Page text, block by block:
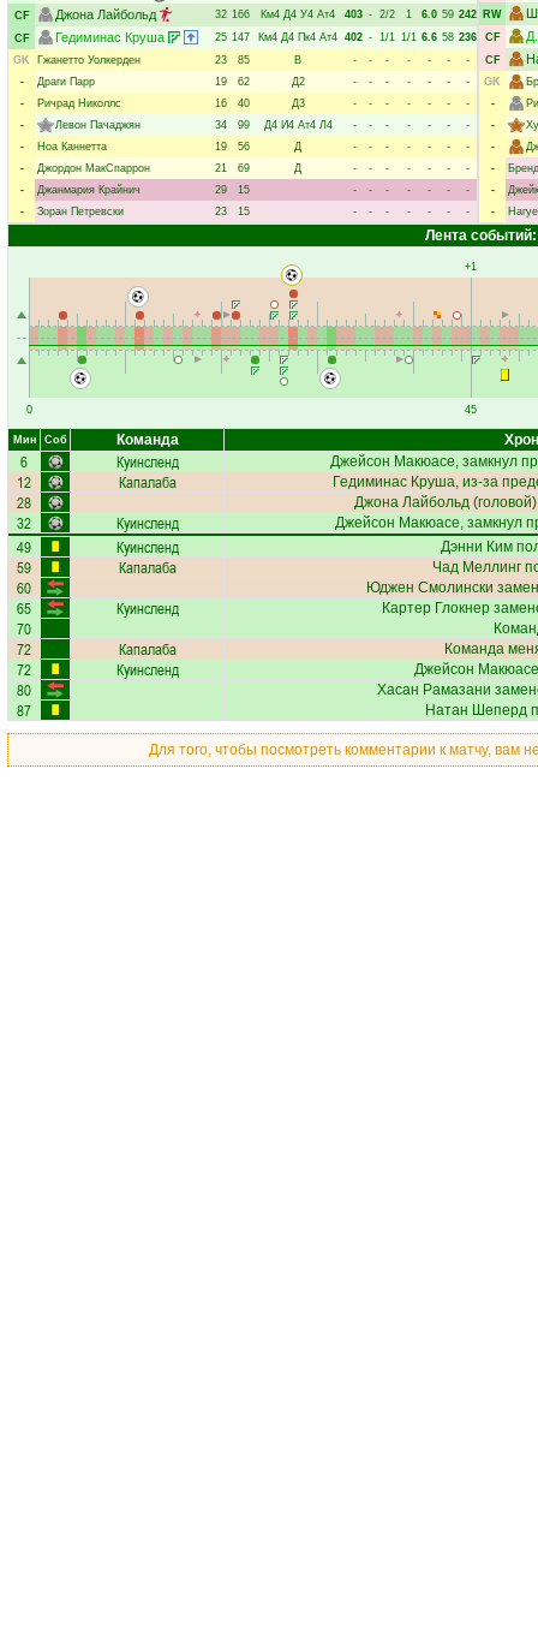
CF
Джона Лайбольд 32 166 Км4 Д4 У4 Ат4 403 - 2/2 1 6.0 59 242
CF
Гедиминас Круша 25 147 Км4 Д4 Пк4 Ат4 402 - 1/1 1/1 6.6 58 236
GK
Гжанетто Уолкерден 23 85 В - - - - - -
-
-
Драги Парр 19 62 Д2 - - - - - -
-
-
Ричрад Николлс 16 40 Д3 - - - - - -
-
-
Левон Пачаджян 34 99 Д4 И4 Ат4 Л4 - - - - - -
-
-
Ноа Каннетта 19 56 Д - - - - - -
-
-
Джордон МакСпаррон 21 69 Д - - - - - -
-
-
Джанмария Крайнич 29 15 - - - - - -
-
-
Зоран Петревски 23 15 - - - - - - -
RW
CF
CF
GK
-
-
-
-
-
-
Лента событий:
0
+1
45
Мин Соб Команда
6 Куинсленд Джейсон Макюасе, замкнул
12 Капалаба Гедиминас Круша, из-за
28 Джона Лайбольд
32 Куинсленд Джейсон Макюасе, замкнул
49 Куинсленд Дэнни Ким
59 Капалаба Чад Меллинг
60 Юджен Смолински
65 Куинсленд Картер Глокнер
70
72 Капалаба Команда
72 Куинсленд Джейсон Макюасе
80 Хасан Рамазани
87 Натан Шеперд
Для того, чтобы посмотреть комментарии к матчу, вам